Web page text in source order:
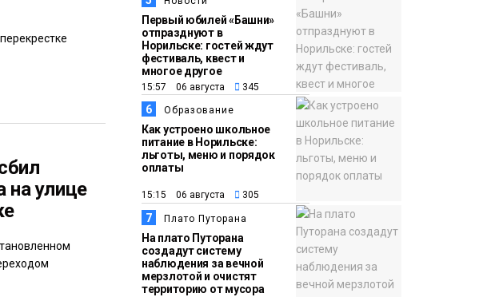
на улице
Первый юбилей «Башни»
отпразднуют в
Норильске: гостей ждут
фестиваль, квест и
многое другое
15:57 06 августа 345
6 Образование
Как устроено школьное
питание в Норильске:
льготы, меню и порядок
оплаты
15:15 06 августа 305
7 Плато Путорана
На плато Путорана
создадут систему
наблюдения за вечной
мерзлотой и очистят
территорию от мусора